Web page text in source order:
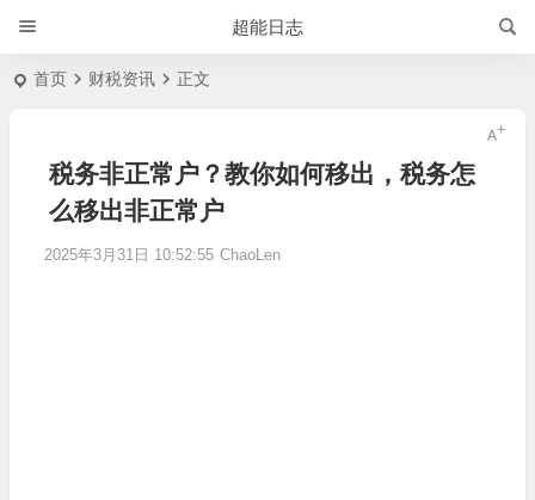
超能日志
首页 财税资讯 正文
税务非正常户？教你如何移出，税务怎
么移出非正常户
2025年3月31日 10:52:55 ChaoLen